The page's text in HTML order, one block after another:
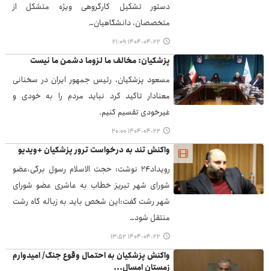
دستور تشکیل کارگروهی ویژه متشکل از
متخصصان، دانشگاهیان…
۱۴۰۴-۰۴-۲۲ ۲۱:۰۹
پزشکیان: مخالف ما لزوما دشمن ما نیست
مسعود پزشکیان، رئیس جمهور ایران در سخنانی
معنادار تاکید کرد نباید مردم را به خودی و
غیرخودی تقسیم کنیم.
۱۴۰۴-۰۴-۲۲ ۲۰:۰۰
واکنش تند به درخواست ترور پزشکیان +ویدیو
رویداد۲۴ نوشت: حجت الاسلام رسول برگی،عضو
شورای شهر تبریز خطاب به عاشری عضو شورای
شهر رشت گفت:این شخص باید به زباله‌ گاه رشت
منتقل شود…
۱۴۰۴-۰۴-۲۲ ۱۳:۵۲
واکنش پزشکیان به احتمال وقوع جنگ/ امیدوارم
زمستان امسال...